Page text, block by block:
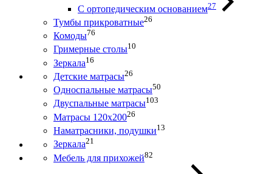
С ортопедическим основанием27
Тумбы прикроватные26
Комоды76
Гримерные столы10
Зеркала16
Детские матрасы26
Односпальные матрасы50
Двуспальные матрасы103
Матрасы 120х20026
Наматрасники, подушки13
Зеркала21
Мебель для прихожей82